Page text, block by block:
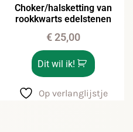
Choker/halsketting van
rookkwarts edelstenen
€25,00
Dit wil ik!
Op verlanglijstje